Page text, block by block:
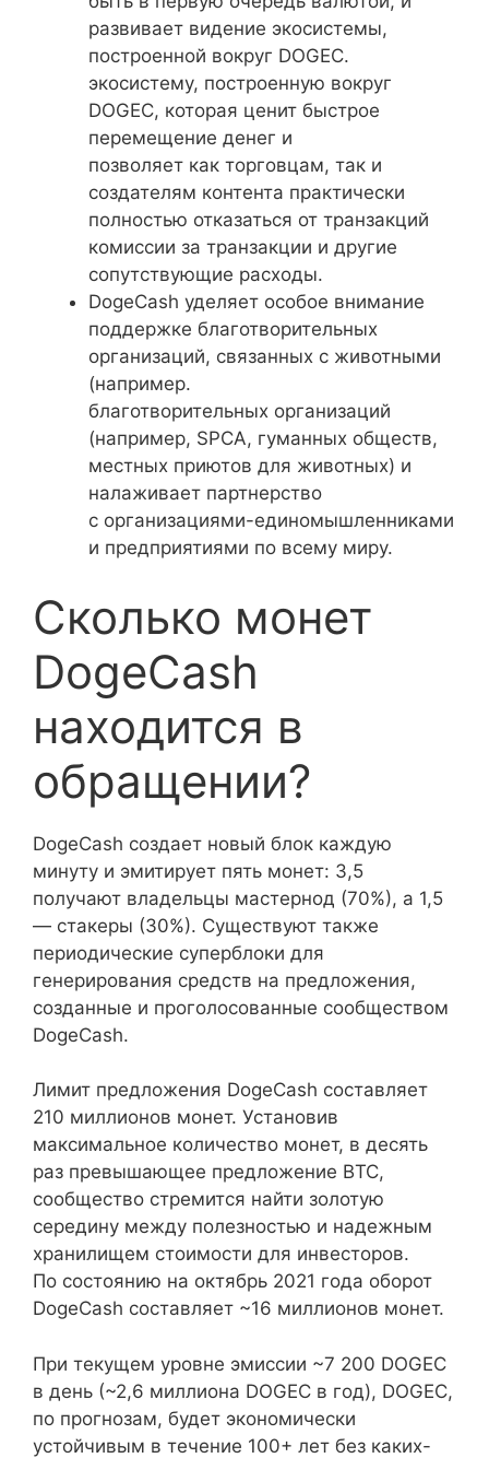
развивает видение экосистемы,
построенной вокруг DOGEC.
экосистему, построенную вокруг
DOGEC, которая ценит быстрое
перемещение денег и
позволяет как торговцам, так и
создателям контента практически
полностью отказаться от транзакций
комиссии за транзакции и другие
сопутствующие расходы.
DogeCash уделяет особое внимание
поддержке благотворительных
организаций, связанных с животными
(например.
благотворительных организаций
(например, SPCA, гуманных обществ,
местных приютов для животных) и
налаживает партнерство
с организациями-единомышленниками
и предприятиями по всему миру.
Сколько монет
DogeCash
находится в
обращении?
DogeCash создает новый блок каждую
минуту и эмитирует пять монет: 3,5
получают владельцы мастернод (70%), а 1,5
— стакеры (30%). Существуют также
периодические суперблоки для
генерирования средств на предложения,
созданные и проголосованные сообществом
DogeCash.
Лимит предложения DogeCash составляет
210 миллионов монет. Установив
максимальное количество монет, в десять
раз превышающее предложение BTC,
сообщество стремится найти золотую
середину между полезностью и надежным
хранилищем стоимости для инвесторов.
По состоянию на октябрь 2021 года оборот
DogeCash составляет ~16 миллионов монет.
При текущем уровне эмиссии ~7 200 DOGEC
в день (~2,6 миллиона DOGEC в год), DOGEC,
по прогнозам, будет экономически
устойчивым в течение 100+ лет без каких-